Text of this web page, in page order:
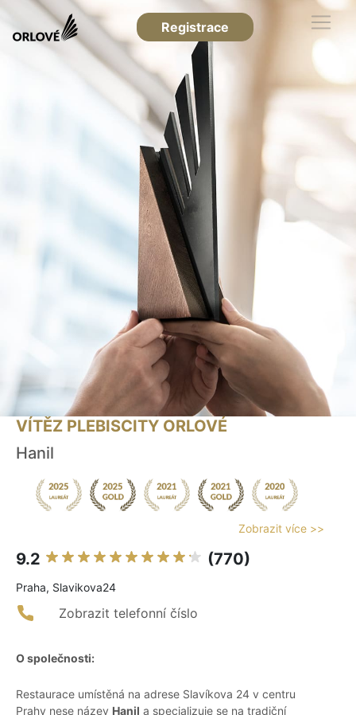
Registrace
VÍTĚZ PLEBISCITY ORLOVÉ
Hanil
Zobrazit více >>
9.2 (770)
Praha, Slavikova24
Zobrazit telefonní číslo
O společnosti:
Restaurace umístěná na adrese Slavíkova 24 v centru
Prahy nese název Hanil a specializuje se na tradiční